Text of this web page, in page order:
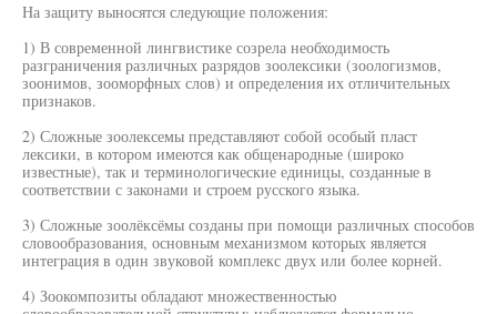
На защиту выносятся следующие положения:
1) В современной лингвистике созрела необходимость
разграничения различных разрядов зоолексики (зоологизмов,
зоонимов, зооморфных слов) и определения их отличительных
признаков.
2) Сложные зоолексемы представляют собой особый пласт
лексики, в котором имеются как общенародные (широко
известные), так и терминологические единицы, созданные в
соответствии с законами и строем русского языка.
3) Сложные зоолёксёмы созданы при помощи различных способов
словообразования, основным механизмом которых является
интеграция в один звуковой комплекс двух или более корней.
4) Зоокомпозиты обладают множественностью